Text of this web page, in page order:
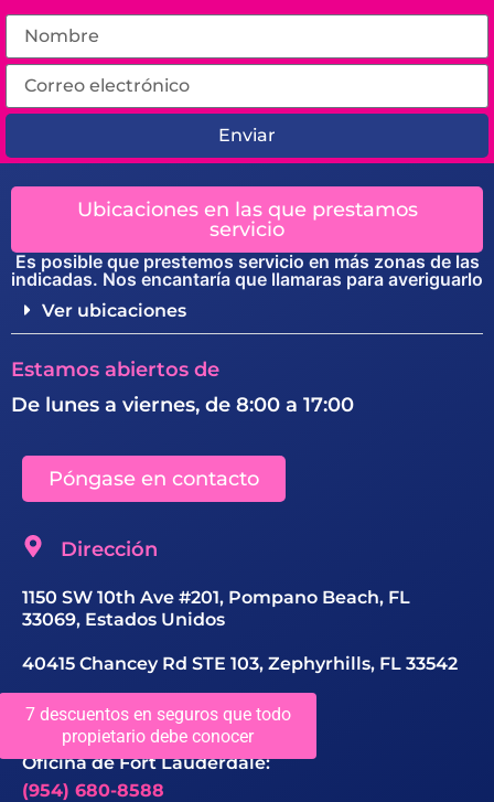
7 descuentos en seguros que todo
propietario debe conocer
Enviar
Ubicaciones en las que prestamos
servicio
Es posible que prestemos servicio en más zonas de las
indicadas. Nos encantaría que llamaras para averiguarlo
Ver ubicaciones
Estamos abiertos de
De lunes a viernes, de 8:00 a 17:00
Póngase en contacto
Dirección
1150 SW 10th Ave #201, Pompano Beach, FL
33069, Estados Unidos
40415 Chancey Rd STE 103, Zephyrhills, FL 33542
Número de contacto
Oficina de Fort Lauderdale:
(954) 680-8588